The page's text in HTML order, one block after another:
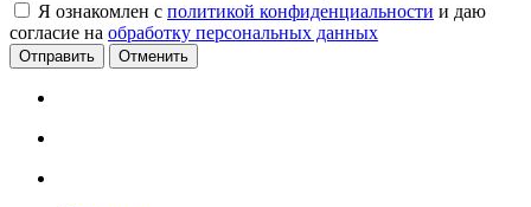
Я ознакомлен с политикой конфиденциальности и даю
согласие на обработку персональных данных
Отменить